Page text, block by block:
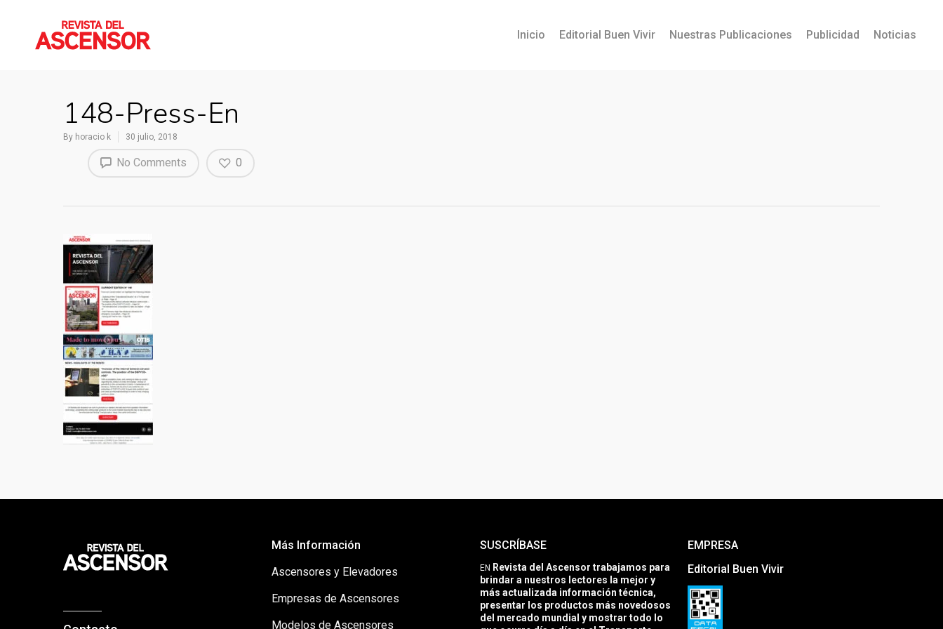
Inicio Editorial Buen Vivir Nuestras Publicaciones Publicidad Noticias
148-Press-En
By horacio k 30 julio, 2018
No Comments 0
Más Información
Ascensores y Elevadores
Empresas de Ascensores
Modelos de Ascensores
SUSCRÍBASE
EN Revista del Ascensor trabajamos para
brindar a nuestros lectores la mejor y
más actualizada información técnica,
presentar los productos más novedosos
del mercado mundial y mostrar todo lo
EMPRESA
Editorial Buen Vivir